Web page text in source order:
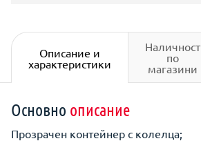
Описание и
характеристики
Наличност
по
магазини
Основно описание
Прозрачен контейнер с колелца;